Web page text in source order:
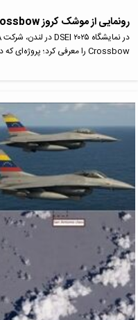
رونمایی از موشک کروز Crossbow
Crossbow را معرفی کرد؛ پروژه‌ای که در کمتر از…